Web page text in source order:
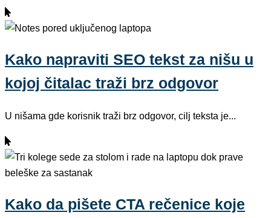
Kako napraviti SEO tekst za nišu u
kojoj čitalac traži brz odgovor
U nišama gde korisnik traži brz odgovor, cilj teksta je...
Kako da pišete CTA rečenice koje